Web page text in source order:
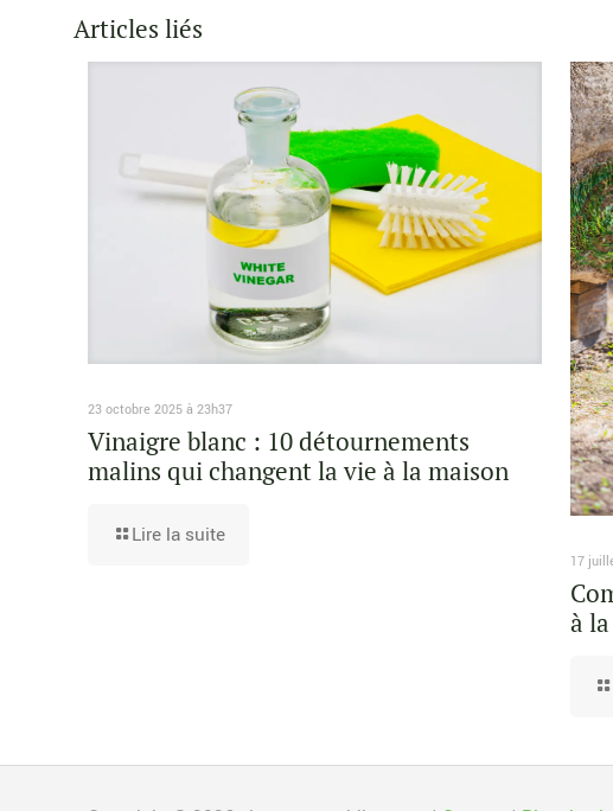
Articles liés
23 octobre 2025 à 23h37
Vinaigre blanc : 10 détournements
malins qui changent la vie à la maison
Lire la suite
17
à